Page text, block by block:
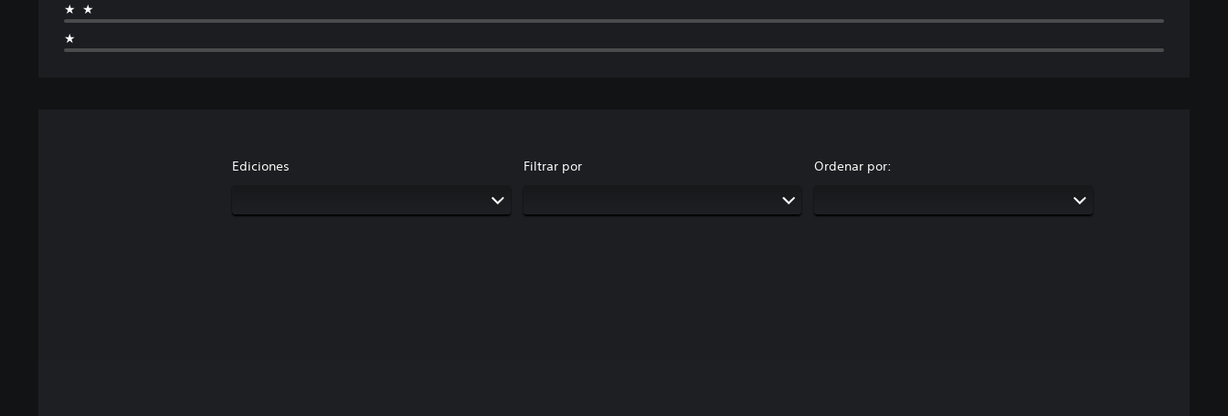
★★
★
Ediciones Filtrar por Ordenar por: